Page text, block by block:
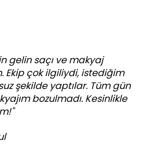
gelin saçı ve makyaj
Ekip çok ilgiliydi, istediğim
şekilde yaptılar. Tüm gün
bozulmadı. Kesinlikle